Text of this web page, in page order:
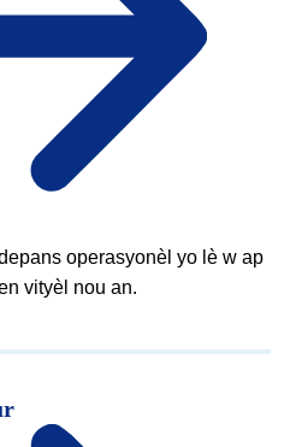
operasyonèl yo lè w ap
vityèl nou an.